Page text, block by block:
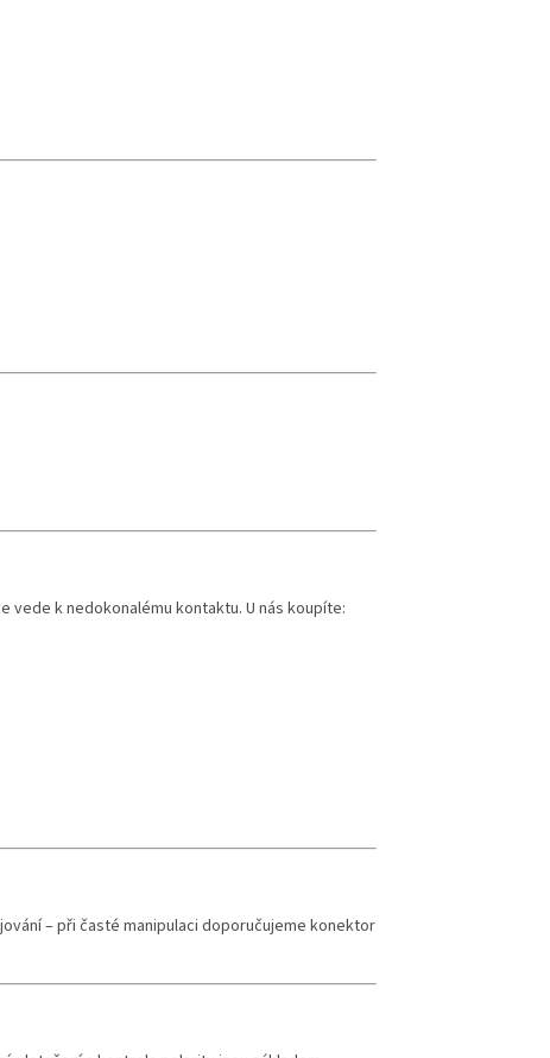
vede k nedokonalému kontaktu. U nás koupíte:
– při časté manipulaci doporučujeme konektor